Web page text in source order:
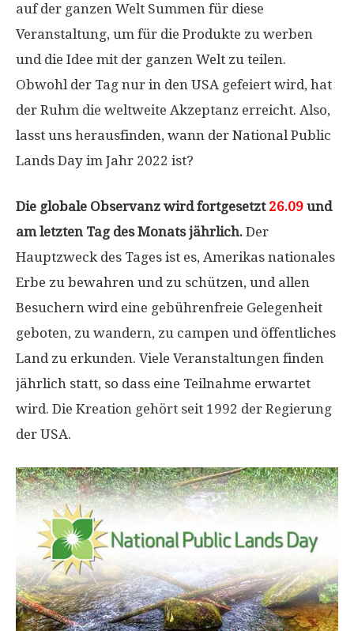
auf der ganzen Welt Summen für diese
Veranstaltung, um für die Produkte zu werben
und die Idee mit der ganzen Welt zu teilen.
Obwohl der Tag nur in den USA gefeiert wird, hat
der Ruhm die weltweite Akzeptanz erreicht. Also,
lasst uns herausfinden, wann der National Public
Lands Day im Jahr 2022 ist?
Die globale Observanz wird fortgesetzt 26.09 und
am letzten Tag des Monats jährlich. Der
Hauptzweck des Tages ist es, Amerikas nationales
Erbe zu bewahren und zu schützen, und allen
Besuchern wird eine gebührenfreie Gelegenheit
geboten, zu wandern, zu campen und öffentliches
Land zu erkunden. Viele Veranstaltungen finden
jährlich statt, so dass eine Teilnahme erwartet
wird. Die Kreation gehört seit 1992 der Regierung
der USA.